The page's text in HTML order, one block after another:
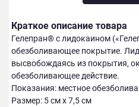
Краткое описание товара
Гелепран® с лидокаином
обезболивающее покрытие.
высвобождаясь из покрытия,
обезболивающее действие.
Показания: местное
Размер: 5 см х 7,5 см